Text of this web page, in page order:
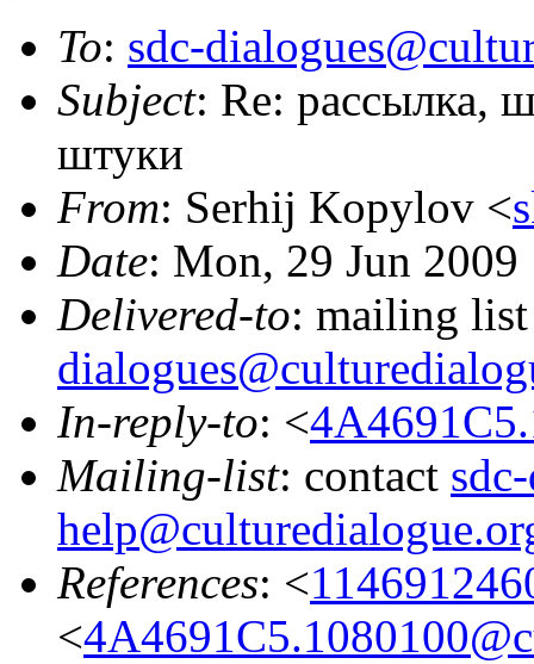
To: sdc-
Subject: Re: рассылка,
штуки
From: Serhij Kopylov <
Date: Mon, 29 Jun
Delivered-to: mailing
In-reply-to: <
Mailing-list: contact
References: <
<